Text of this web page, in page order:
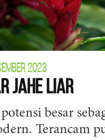
2023
Jahe Liar
besar
Terancam